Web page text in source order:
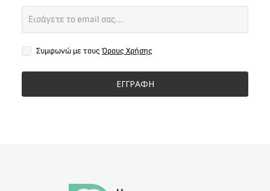
Συμφωνώ με τους Όρους Χρήσης
ΕΓΓΡΑΦΗ